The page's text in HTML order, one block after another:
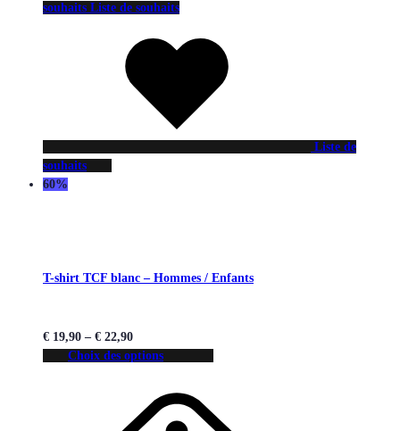
souhaits Liste de souhaits
Liste de
souhaits
60%
T-shirt TCF blanc – Hommes / Enfants
€ 19,90 – € 22,90
Choix des options